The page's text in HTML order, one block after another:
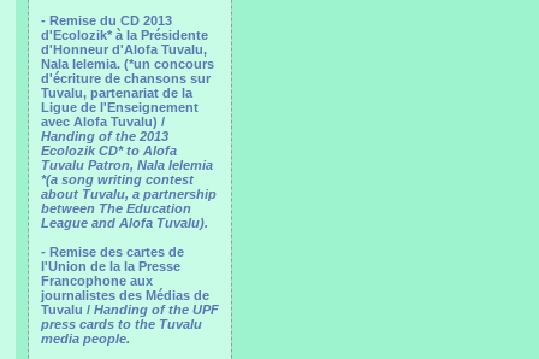
- Remise du CD 2013
d'Ecolozik* à la Présidente
d'Honneur d'Alofa Tuvalu,
Nala Ielemia. (*un concours
d'écriture de chansons sur
Tuvalu, partenariat de la
Ligue de l'Enseignement
avec Alofa Tuvalu) /
Handing of the 2013
Ecolozik CD* to Alofa
Tuvalu Patron, Nala Ielemia
*(a song writing contest
about Tuvalu, a partnership
between The Education
League and Alofa Tuvalu).
- Remise des cartes de
l'Union de la la Presse
Francophone aux
journalistes des Médias de
Tuvalu / Handing of the UPF
press cards to the Tuvalu
media people.